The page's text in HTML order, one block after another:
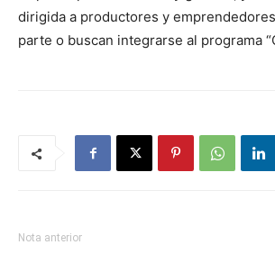
dirigida a productores y
parte o buscan integrarse al programa
Nota anterior